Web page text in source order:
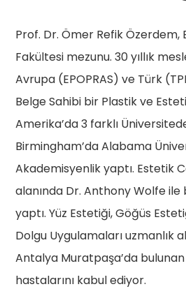
Prof. Dr. Ömer Refik Özerdem,
Fakültesi mezunu. 30 yıllık
Avrupa (EPOPRAS) ve Türk
Belge Sahibi bir Plastik ve
Amerika’da 3 farklı
Birmingham’da Alabama
Akademisyenlik yaptı. Estetik
alanında Dr. Anthony Wolfe
yaptı. Yüz Estetiği, Göğüs
Dolgu Uygulamaları uzmanlık
Antalya Muratpaşa’da
hastalarını kabul ediyor.